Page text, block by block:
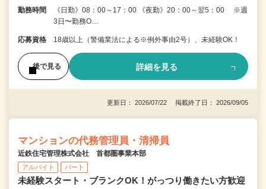
勤務時間
《日勤》08：00～17：00 《夜勤》20：00～翌5：00 ※週
3日〜勤務O…
応募資格 18歳以上（警備業法による※例外事由2号）、未経験OK！
後で見る 詳細を見る
更新日： 2026/07/22 掲載終了日： 2026/09/05
マンションの代務管理員・清掃員
近鉄住宅管理株式会社 首都圏事業本部
アルバイト パート
未経験スタート・ブランクOK！がっつり働きたい方歓迎